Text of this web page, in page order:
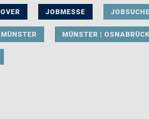
JOBMESSE JOBSUCHE
MÜNSTER MÜNSTER | OSNABRÜCK